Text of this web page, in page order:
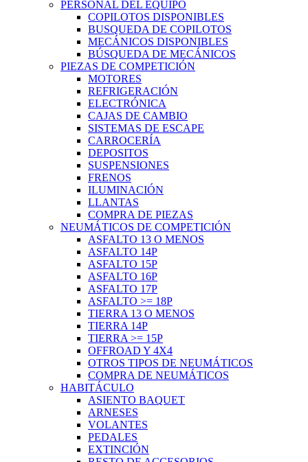
PERSONAL DEL EQUIPO
COPILOTOS DISPONIBLES
BUSQUEDA DE COPILOTOS
MECÁNICOS DISPONIBLES
BÚSQUEDA DE MECÁNICOS
PIEZAS DE COMPETICIÓN
MOTORES
REFRIGERACIÓN
ELECTRÓNICA
CAJAS DE CAMBIO
SISTEMAS DE ESCAPE
CARROCERÍA
DEPOSITOS
SUSPENSIONES
FRENOS
ILUMINACIÓN
LLANTAS
COMPRA DE PIEZAS
NEUMÁTICOS DE COMPETICIÓN
ASFALTO 13 O MENOS
ASFALTO 14P
ASFALTO 15P
ASFALTO 16P
ASFALTO 17P
ASFALTO >= 18P
TIERRA 13 O MENOS
TIERRA 14P
TIERRA >= 15P
OFFROAD Y 4X4
OTROS TIPOS DE NEUMÁTICOS
COMPRA DE NEUMÁTICOS
HABITÁCULO
ASIENTO BAQUET
ARNESES
VOLANTES
PEDALES
EXTINCIÓN